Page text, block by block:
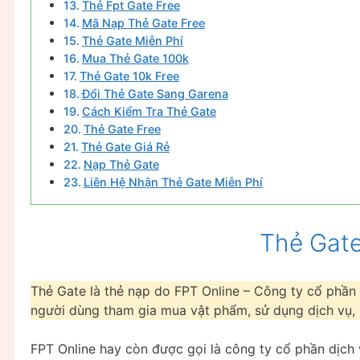
Thẻ Fpt Gate Free
Mã Nạp Thẻ Gate Free
Thẻ Gate Miễn Phí
Mua Thẻ Gate 100k
Thẻ Gate 10k Free
Đổi Thẻ Gate Sang Garena
Cách Kiểm Tra Thẻ Gate
Thẻ Gate Free
Thẻ Gate Giá Rẻ
Nạp Thẻ Gate
Liên Hệ Nhận Thẻ Gate Miễn Phí
Thẻ
Thẻ Gate là thẻ nạp do FPT Online – Công ty cổ
người dùng tham gia mua vật phẩm, sử dụng dịch
FPT Online hay còn được gọi là công ty cổ phần